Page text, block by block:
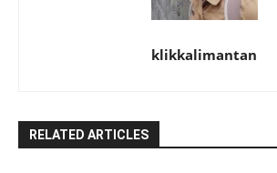
klikkalimantan
RELATED ARTICLES